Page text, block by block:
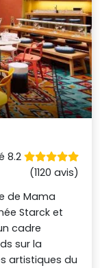
8.2
(1120 avis)
de Mama
Starck et
cadre
sur la
artistiques du